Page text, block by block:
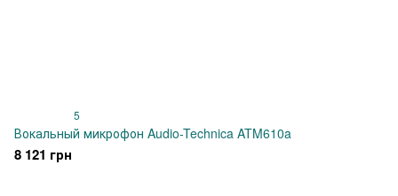
5
Вокальный микрофон Audio-Technica ATM610a
8 121 грн